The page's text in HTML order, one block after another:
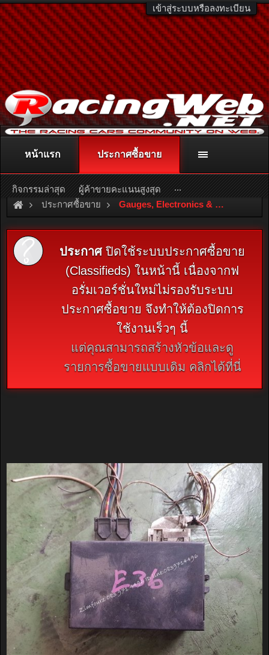
เข้าสู่ระบบหรือลงทะเบียน
ติดต่อลงโฆษณา racingweb@gmail.com
หรือโทร. 081-811-1138
หรืออ่านรายละเอียดเพิ่มเติม คลิกที่นี่
ประกาศซื้อขาย Gauges, Electronics & ECU
ประกาศปิดใช้ระบบประกาศซื้อขาย
(Classifieds) ในหน้านี้ เนื่องจากฟ
อรั่มเวอร์ชั่นใหม่ไม่รองรับระบบ
ประกาศซื้อขาย จึงทำให้ต้องปิดการ
ใช้งานเร็วๆ นี้
แต่คุณสามารถสร้างหัวข้อและดู
รายการซื้อขายแบบเดิม คลิกได้ที่นี่
หน้าแรก ประกาศซื้อขาย
กิจกรรมล่าสุด ผู้ค้าขายคะแนนสูงสุด ...